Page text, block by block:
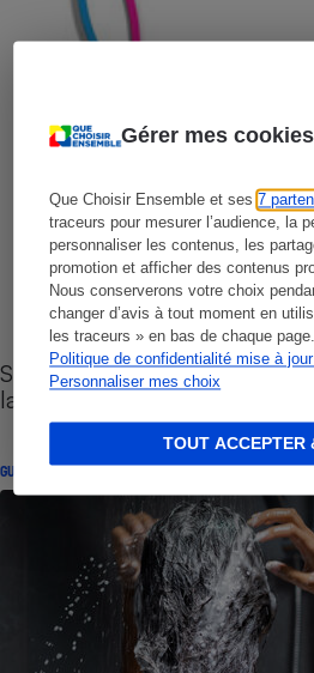
Gérer mes cookies
Que Choisir Ensemble et ses7
traceurs pour mesurer l’audience, la
personnaliser les contenus, les
promotion et afficher des contenus
Nous conserverons votre choix
changer d’avis à tout moment en
les traceurs » en bas de chaque page.
Politique de confidentialité mise à
Personnaliser mes choix
TOUT ACCEPTER
Sites de rencontres - Nos
lancer
GUIDE D'ACHAT